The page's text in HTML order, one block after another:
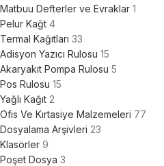
Matbuu Defterler ve Evraklar 1
Pelur Kağt 4
Termal Kağıtları 33
Adisyon Yazıcı Rulosu 15
Akaryakıt Pompa Rulosu 5
Pos Rulosu 15
Yağlı Kağıt 2
Ofis Ve Kırtasiye Malzemeleri 77
Dosyalama Arşivleri 23
Klasörler 9
Poşet Dosya 3